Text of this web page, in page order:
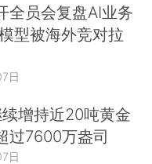
全员会复盘AI业务
型被海外竞对拉
日
增持近20吨黄金
过7600万盎司
日